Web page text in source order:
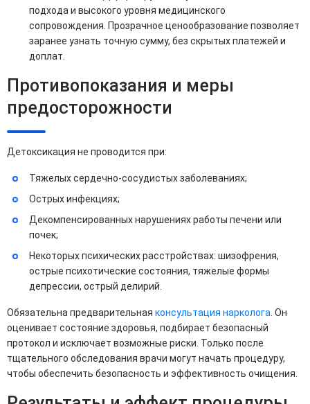
подхода и высокого уровня медицинского
сопровождения. Прозрачное ценообразование позволяет
заранее узнать точную сумму, без скрытых платежей и
доплат.
Противопоказания и меры
предосторожности
Детоксикация не проводится при:
Тяжелых сердечно-сосудистых заболеваниях;
Острых инфекциях;
Декомпенсированных нарушениях работы печени или
почек;
Некоторых психических расстройствах: шизофрения,
острые психотические состояния, тяжелые формы
депрессии, острый делирий.
Обязательна предварительная консультация нарколога . Он
оценивает состояние здоровья, подбирает безопасный
протокол и исключает возможные риски. Только после
тщательного обследования врачи могут начать процедуру,
чтобы обеспечить безопасность и эффективность очищения.